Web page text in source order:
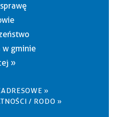
w gminie
»
»
/ RODO »